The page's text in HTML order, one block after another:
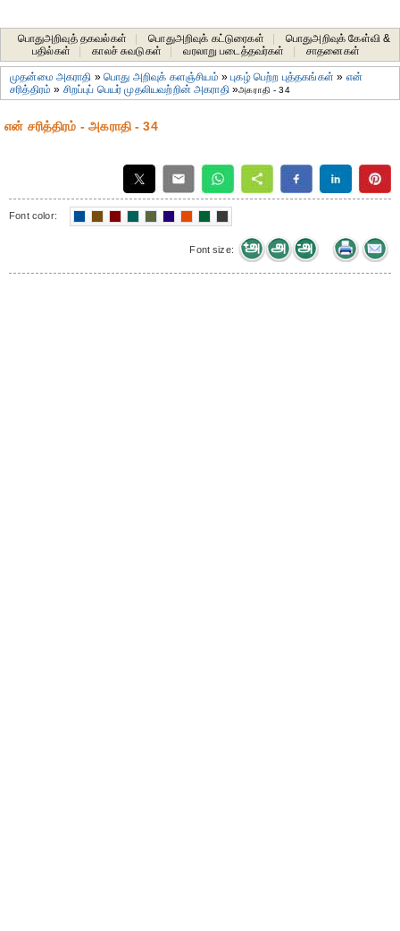
பொதுஅறிவுத் தகவல்கள் பொதுஅறிவுக் கட்டுரைகள்
பொதுஅறிவுக் கேள்வி &
பதில்கள்
காலச் சுவடுகள் வரலாறு படைத்தவர்கள் சாதனைகள்‎
முதன்மை அகராதி »பொது அறிவுக் களஞ்சியம் »புகழ் பெற்ற புத்தகங்கள் » என்
சரித்திரம் » சிறப்புப் பெயர் முதலியவற்றின் அகராதி»அகராதி - 34
என் சரித்திரம் - அகராதி - 34
Font color:
Font size: